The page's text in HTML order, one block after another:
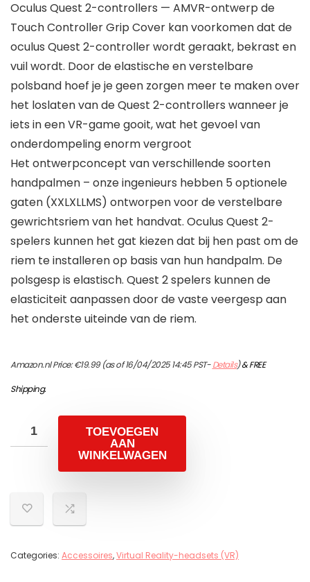
Oculus Quest 2-controllers — AMVR-ontwerp de
Touch Controller Grip Cover kan voorkomen dat de
oculus Quest 2-controller wordt geraakt, bekrast en
vuil wordt. Door de elastische en verstelbare
polsband hoef je je geen zorgen meer te maken over
het loslaten van de Quest 2-controllers wanneer je
iets in een VR-game gooit, wat het gevoel van
onderdompeling enorm vergroot
Het ontwerpconcept van verschillende soorten
handpalmen – onze ingenieurs hebben 5 optionele
gaten (XXLXLLMS) ontworpen voor de verstelbare
gewrichtsriem van het handvat. Oculus Quest 2-
spelers kunnen het gat kiezen dat bij hen past om de
riem te installeren op basis van hun handpalm. De
polsgesp is elastisch. Quest 2 spelers kunnen de
elasticiteit aanpassen door de vaste veergesp aan
het onderste uiteinde van de riem.
Amazon.nl Price:€19.99(as of 16/04/2025 14:45 PST-Details)&FREE
Shipping.
TOEVOEGEN
AAN
WINKELWAGEN
Categories: Accessoires,Virtual Reality-headsets (VR)